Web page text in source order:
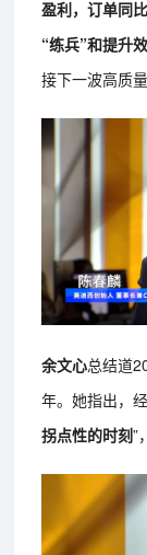
盈利，订单同
“练兵”和提升
接下一波高质
余文心总结道
年。她指出，
拐点性的时刻”